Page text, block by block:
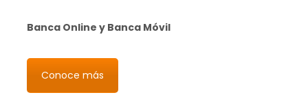
Banca Online y Banca Móvil
Conoce más